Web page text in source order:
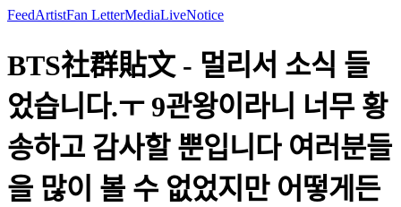
FeedArtistFan LetterMediaLiveNotice
BTS社群貼文 - 멀리서 소식 들
었습니다.ㅜ 9관왕이라니 너무 황
송하고 감사할 뿐입니다 여러분들
을 많이 볼 수 없었지만 어떻게든